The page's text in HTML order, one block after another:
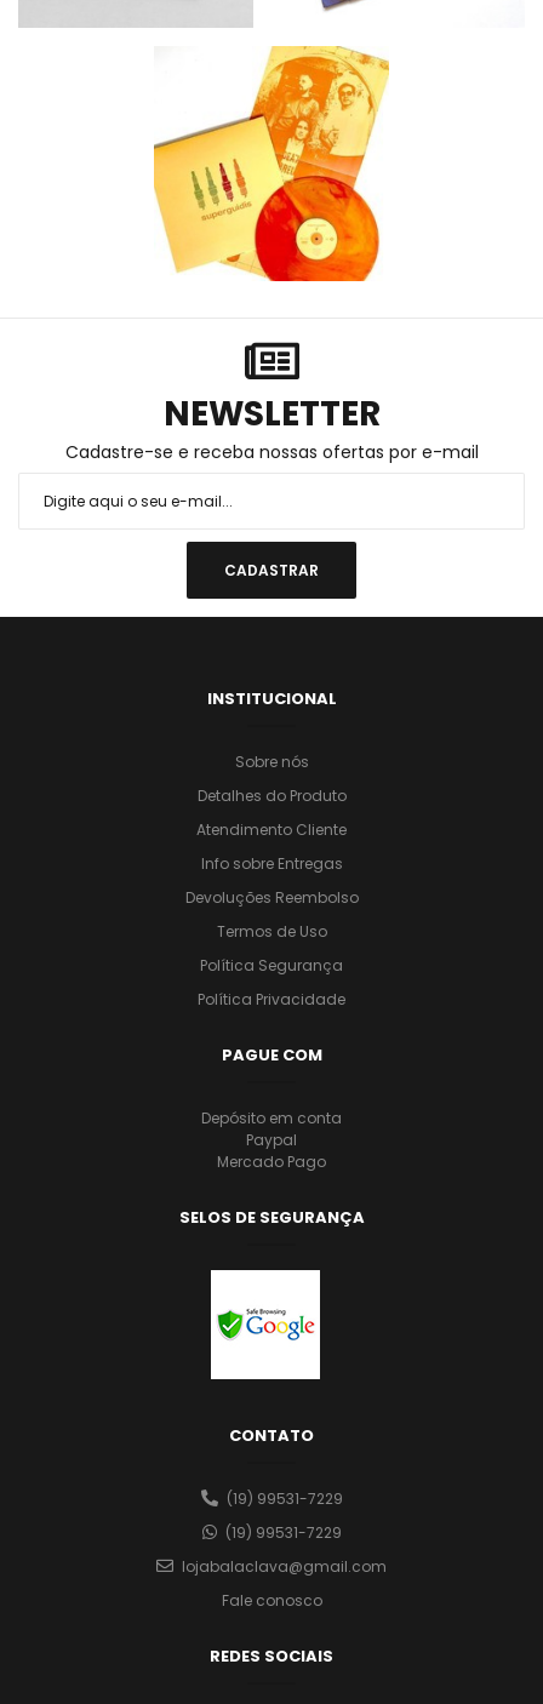
NEWSLETTER
Cadastre-se e receba nossas ofertas por e-mail
INSTITUCIONAL
Sobre nós
Detalhes do Produto
Atendimento Cliente
Info sobre Entregas
Devoluções Reembolso
Termos de Uso
Política Segurança
Política Privacidade
PAGUE COM
Depósito em conta
Paypal
Mercado Pago
SELOS DE SEGURANÇA
CONTATO
(19) 99531-7229
(19) 99531-7229
lojabalaclava@gmail.com
Fale conosco
REDES SOCIAIS